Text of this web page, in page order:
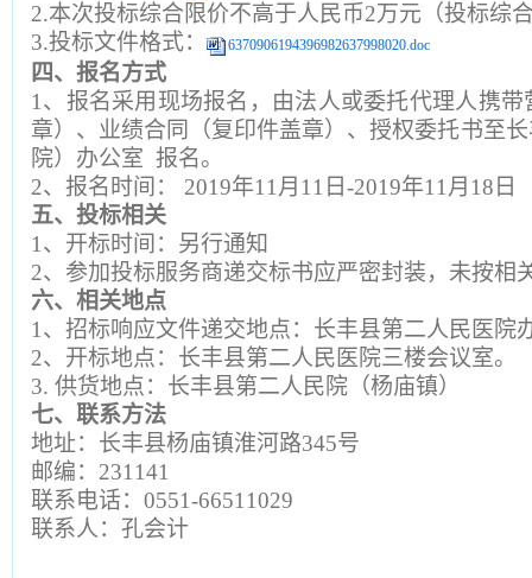
2.本次投标综合限价不高于人民币2万元（投标综
3.投标文件格式：
6370906194396982637998020.doc
四、报名方式
1、报名采用现场报名，由法人或委托代理人携
章）、业绩合同（复印件盖章）、授权委托书至
院）办公室 报名。
2、报名时间： 2019年11月11日-2019年11月18日
五、投标相关
1、开标时间：另行通知
2、参加投标服务商递交标书应严密封装，未按相
六、相关地点
1、招标响应文件递交地点：长丰县第二人民医院
2、开标地点：长丰县第二人民医院三楼会议室。
3. 供货地点：长丰县第二人民院（杨庙镇）
七、联系方法
地址：长丰县杨庙镇淮河路345号
邮编： 231141
联系电话： 0551-66511029
联系人：孔会计